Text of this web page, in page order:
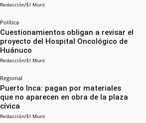
Redacción/El Muro
Política
Cuestionamientos obligan a revisar el
proyecto del Hospital Oncológico de
Huánuco
Redacción/El Muro
Regional
Puerto Inca: pagan por materiales
que no aparecen en obra de la plaza
cívica
Redacción/El Muro